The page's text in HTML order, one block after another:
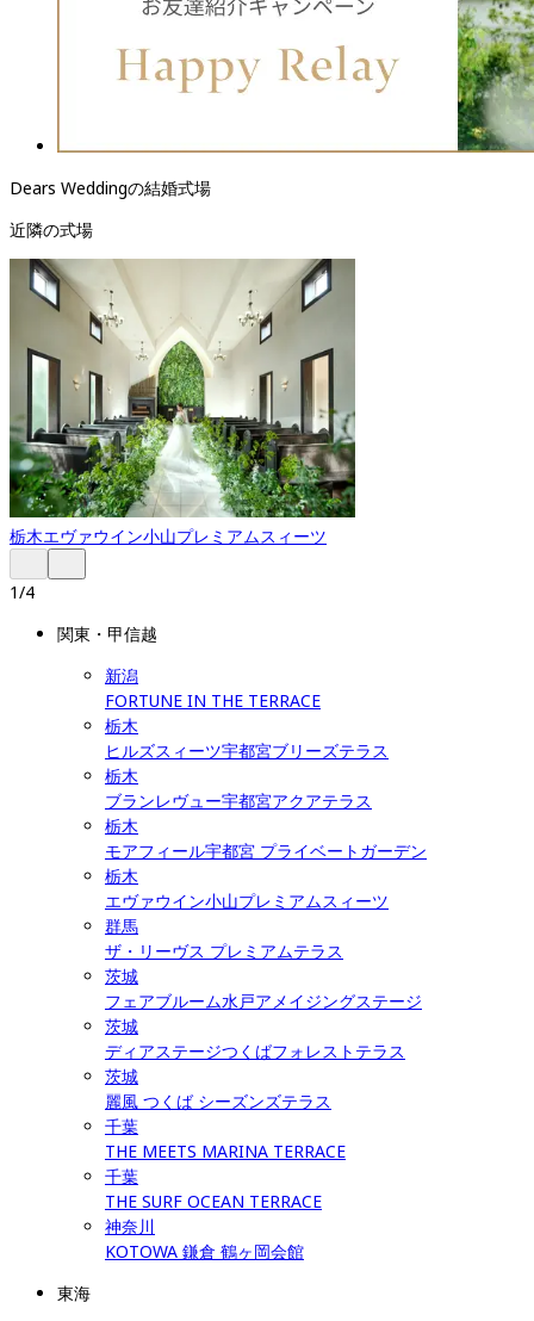
Dears Weddingの結婚式場
近隣の式場
栃木エヴァウイン小山プレミアムスィーツ
1/4
関東・甲信越
新潟
FORTUNE IN THE TERRACE
栃木
ヒルズスィーツ宇都宮ブリーズテラス
栃木
ブランレヴュー宇都宮アクアテラス
栃木
モアフィール宇都宮 プライベートガーデン
栃木
エヴァウイン小山プレミアムスィーツ
群馬
ザ・リーヴス プレミアムテラス
茨城
フェアブルーム水戸アメイジングステージ
茨城
ディアステージつくばフォレストテラス
茨城
麗風 つくば シーズンズテラス
千葉
THE MEETS MARINA TERRACE
千葉
THE SURF OCEAN TERRACE
神奈川
KOTOWA 鎌倉 鶴ヶ岡会館
東海